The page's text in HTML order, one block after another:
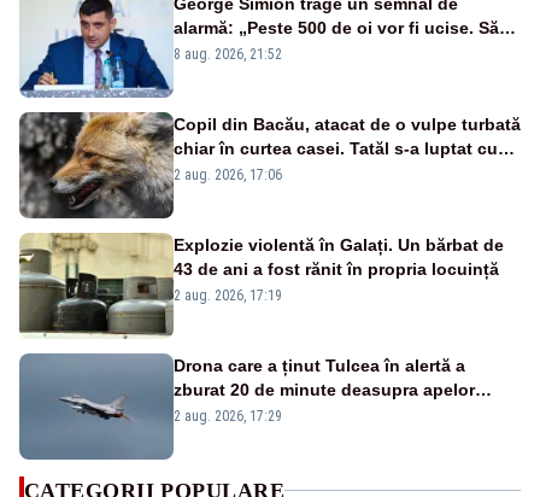
alarmă: „Peste 500 de oi vor fi ucise. Să
vedem dacă ciobanii vor fi despăgubiți”
8 aug. 2026, 21:52
Copil din Bacău, atacat de o vulpe turbată
chiar în curtea casei. Tatăl s-a luptat cu
animalul ca să-i salveze viața
2 aug. 2026, 17:06
Explozie violentă în Galați. Un bărbat de
43 de ani a fost rănit în propria locuință
2 aug. 2026, 17:19
Drona care a ținut Tulcea în alertă a
zburat 20 de minute deasupra apelor
României. Au fost ridicate două F-16
2 aug. 2026, 17:29
CATEGORII POPULARE